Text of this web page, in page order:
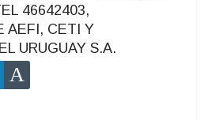
46642403,
AEFI, CETI Y
URUGUAY S.A.